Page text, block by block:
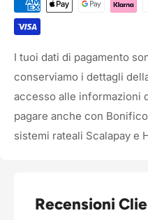
I tuoi dati di pagamento
conserviamo i dettagli
accesso alle informazioni
pagare anche con
sistemi rateali Scalapay e
Recensioni